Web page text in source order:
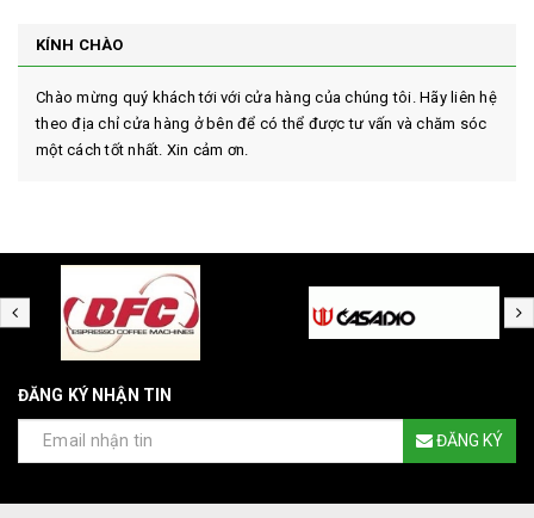
KÍNH CHÀO
Chào mừng quý khách tới với cửa hàng của chúng tôi. Hãy liên hệ
theo địa chỉ cửa hàng ở bên để có thể được tư vấn và chăm sóc
một cách tốt nhất. Xin cảm ơn.
ĐĂNG KÝ NHẬN TIN
ĐĂNG KÝ